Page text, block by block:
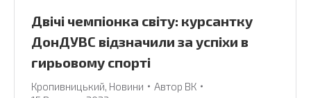
Двічі чемпіонка світу: курсантку
ДонДУВС відзначили за успіхи в
гирьовому спорті
Кропивницький, Новини Автор ВК